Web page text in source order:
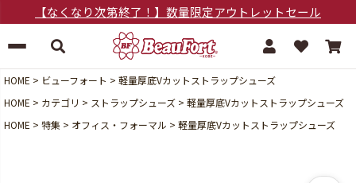
【なくなり次第終了！】数量限定アウトレットセール
HOME ビューフォート
軽量厚底Vカットストラップシューズ
HOME
カテゴリ ストラップシューズ
軽量厚底Vカットストラップシューズ
HOME
特集 オフィス・フォーマル 軽量厚底Vカットストラップシューズ